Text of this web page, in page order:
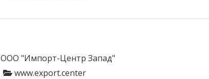
ООО "Импорт-Центр Запад"
www.export.center